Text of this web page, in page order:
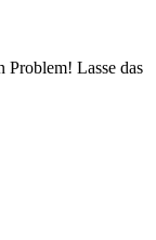
Problem! Lasse das